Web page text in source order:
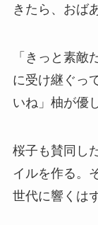
きたら、おば
「きっと素敵
に受け継ぐっ
いね」柚が優
桜子も賛同し
イルを作る。
世代に響くは